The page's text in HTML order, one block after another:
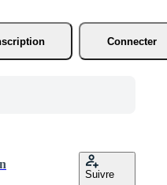
Connecter
Suivre